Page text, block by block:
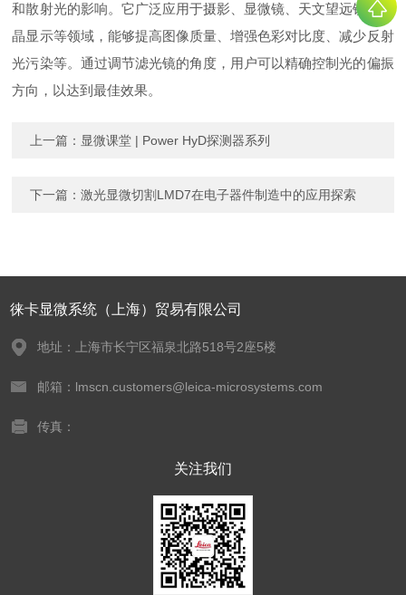
和散射光的影响。它广泛应用于摄影、显微镜、天文望远镜、液
晶显示等领域，能够提高图像质量、增强色彩对比度、减少反射
光污染等。通过调节滤光镜的角度，用户可以精确控制光的偏振
方向，以达到最佳效果。
上一篇： 显微课堂 | Power HyD探测器系列
下一篇：激光显微切割LMD7在电子器件制造中的应用探索
徕卡显微系统（上海）贸易有限公司
地址：上海市长宁区福泉北路518号2座5楼
邮箱：lmscn.customers@leica-microsystems.com
传真：
关注我们